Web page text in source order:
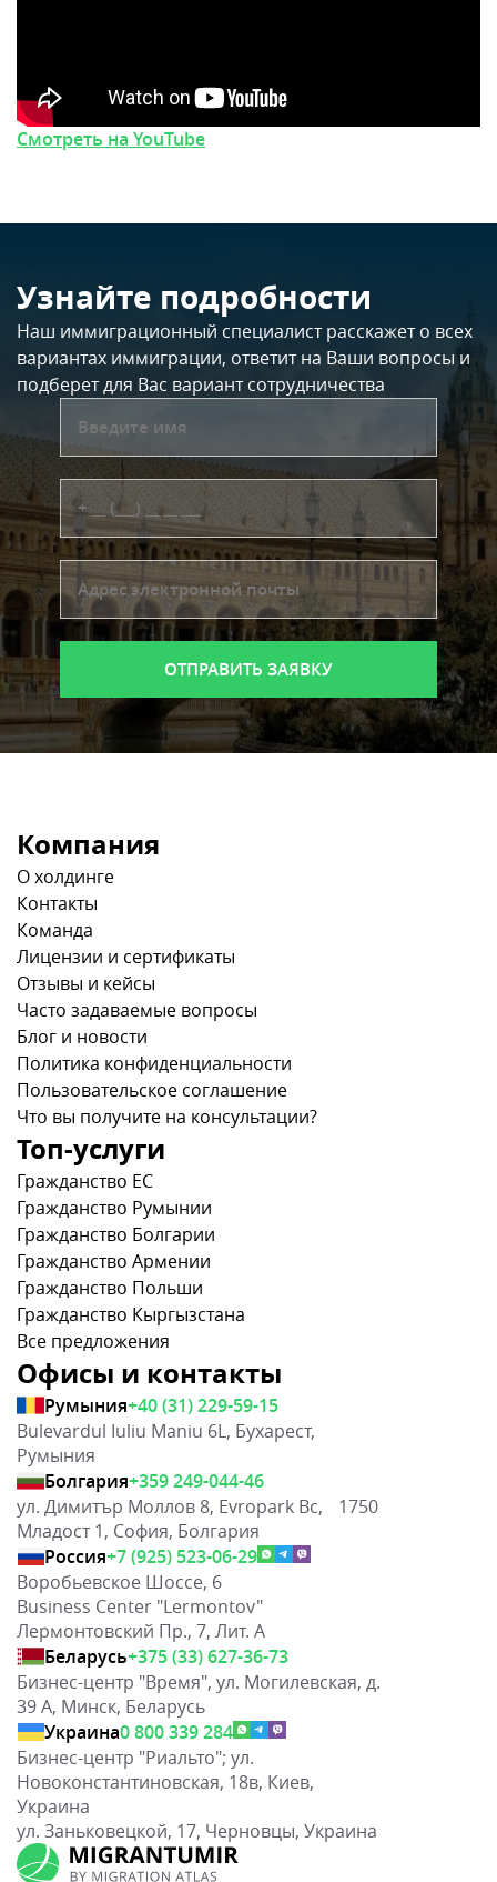
Смотреть на YouTube
Узнайте подробности
Наш иммиграционный специалист расскажет о всех
вариантах иммиграции, ответит на Ваши вопросы и
подберет для Вас вариант сотрудничества
Компания
О холдинге
Контакты
Команда
Лицензии и сертификаты
Отзывы и кейсы
Часто задаваемые вопросы
Блог и новости
Политика конфиденциальности
Пользовательское соглашение
Что вы получите на консультации?
Топ-услуги
Гражданство ЕС
Гражданство Румынии
Гражданство Болгарии
Гражданство Армении
Гражданство Польши
Гражданство Кыргызстана
Все предложения
Офисы и контакты
Румыния+40 (31) 229-59-15
Bulevardul Iuliu Maniu 6L, Бухарест,
Румыния
Болгария+359 249-044-46
ул. Димитър Моллов 8, Evropark Bc, 1750
Младост 1, София, Болгария
Россия+7 (925) 523-06-29
Воробьевское Шоссе, 6
Business Center "Lermontov"
Лермонтовский Пр., 7, Лит. А
Беларусь+375 (33) 627-36-73
Бизнес-центр "Время", ул. Могилевская, д.
39 А, Минск, Беларусь
Украина0 800 339 284
Бизнес-центр "Риальто"; ул.
Новоконстантиновская, 18в, Киев,
Украина
ул. Заньковецкой, 17, Черновцы, Украина